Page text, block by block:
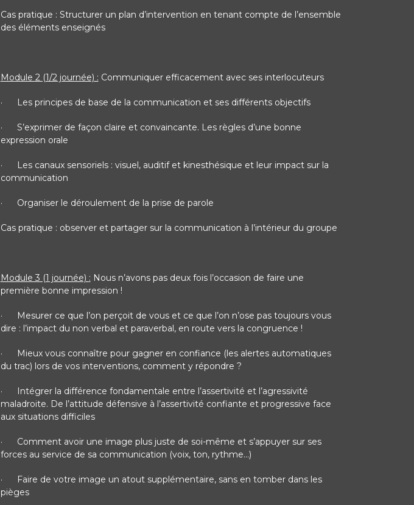
Cas pratique : Structurer un plan d’intervention en tenant compte de l’ensemble
des éléments enseignés
Module 2 (1/2 journée) : Communiquer efficacement avec ses interlocuteurs
· Les principes de base de la communication et ses différents objectifs
· S’exprimer de façon claire et convaincante. Les règles d’une bonne
expression orale
·
Les canaux sensoriels : visuel, auditif et kinesthésique et leur impact sur la
communication
· Organiser le déroulement de la prise de parole
Cas pratique : observer et partager sur la communication à l’intérieur du groupe
Module 3 (1 journée) : Nous n’avons pas deux fois l’occasion de faire une
première bonne impression !
·
Mesurer ce que l’on perçoit de vous et ce que l’on n’ose pas toujours vous
dire : l’impact du non verbal et paraverbal, en route vers la congruence !
·
Mieux vous connaître pour gagner en confiance (les alertes automatiques
du trac) lors de vos interventions, comment y répondre ?
·
Intégrer la différence fondamentale entre l’assertivité et l’agressivité
maladroite. De l’attitude défensive à l’assertivité confiante et progressive face
aux situations difficiles
· Comment avoir une image plus juste de soi-même et s’appuyer sur ses
forces au service de sa communication (voix, ton, rythme…)
·
Faire de votre image un atout supplémentaire, sans en tomber dans les
pièges